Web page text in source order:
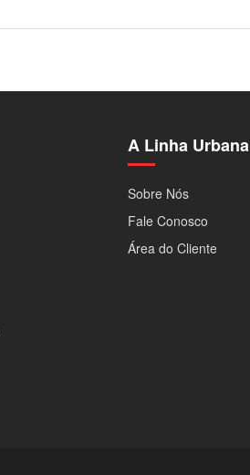
A Linha Urbana
Sobre Nós
Fale Conosco
Área do Cliente